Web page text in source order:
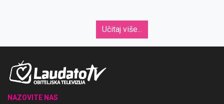
Učitaj više...
NAZOVITE NAS